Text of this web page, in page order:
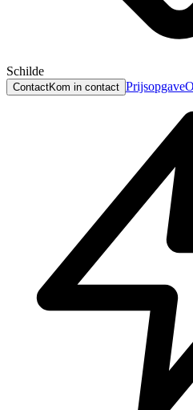
Schilde
ContactKom in contact Prijsopgave